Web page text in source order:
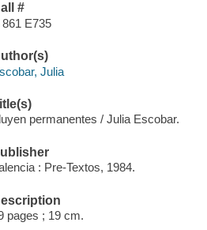
#
861 E735
Julia
permanentes / Julia Escobar.
: Pre-Textos, 1984.
pages ; 19 cm.